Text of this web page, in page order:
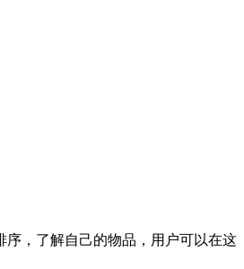
，了解自己的物品，用户可以在这